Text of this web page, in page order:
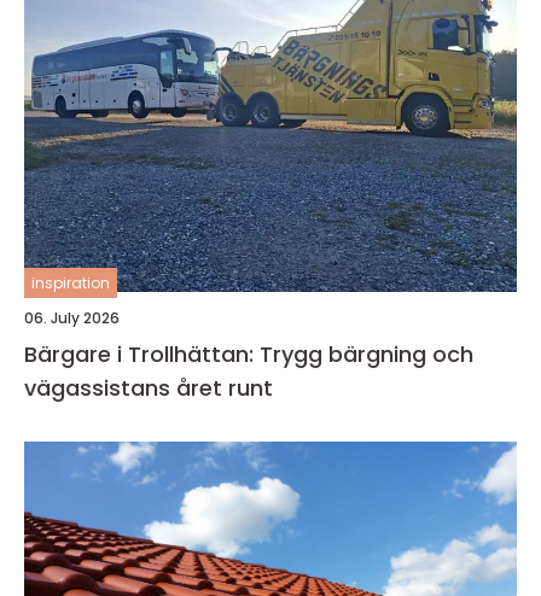
inspiration
06. July 2026
Bärgare i Trollhättan: Trygg bärgning och
vägassistans året runt